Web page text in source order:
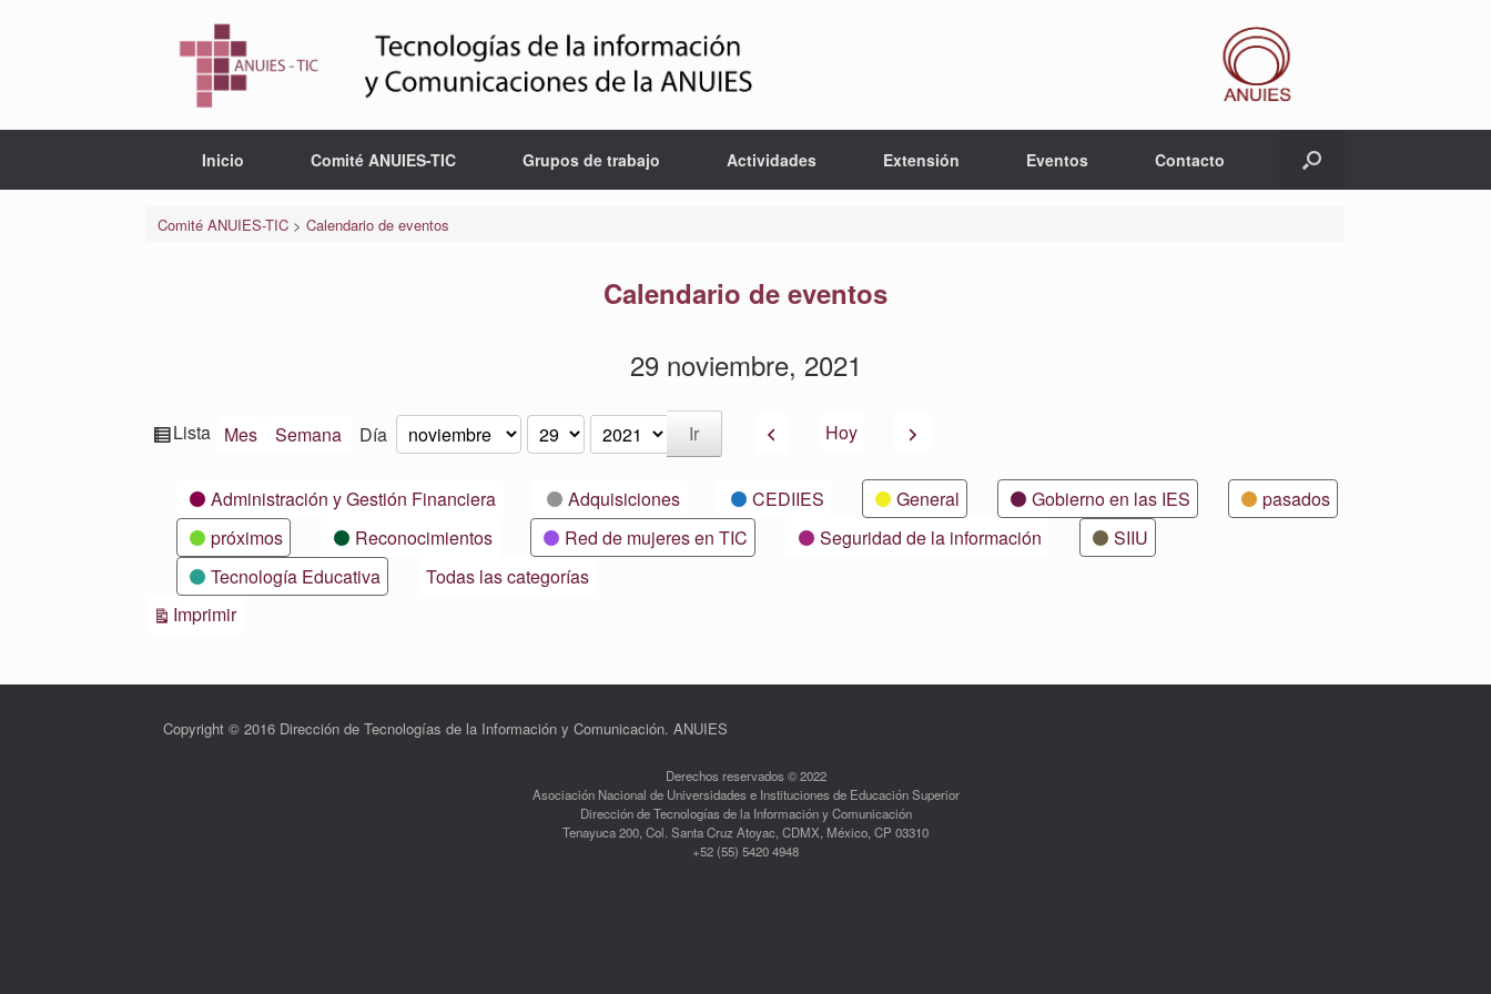
Inicio Comité ANUIES-TIC Grupos de trabajo Actividades Extensión Eventos Contacto
Comité ANUIES-TIC> Calendario de eventos
Calendario de eventos
29 noviembre, 2021
Ver
Lista Mes Semana Día Mes
Día
Año AnteriorHoy Siguiente
CategoríasAdministración y Gestión Financiera Adquisiciones CEDIIES General Gobierno en las IES
pasados
próximos
Reconocimientos Red de mujeres en TIC Seguridad de la información
SIIU
Tecnología Educativa
Todas las categorías
ImprimirVistas
Copyright © 2016 Dirección de Tecnologías de la Información y Comunicación. ANUIES
Derechos reservados © 2022
Asociación Nacional de Universidades e Instituciones de Educación Superior
Dirección de Tecnologías de la Información y Comunicación
Tenayuca 200, Col. Santa Cruz Atoyac, CDMX, México, CP 03310
+52 (55) 5420 4948